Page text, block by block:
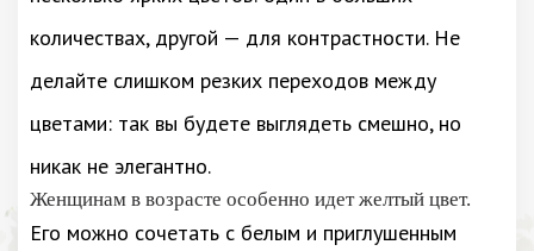
количествах, другой — для контрастности. Не
делайте слишком резких переходов между
цветами: так вы будете выглядеть смешно, но
никак не элегантно.
Женщинам в возрасте особенно идет желтый цвет.
Его можно сочетать с белым и приглушенным